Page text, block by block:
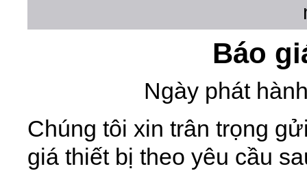
Báo
Ngày phát
Chúng tôi xin trân trọng
giá thiết bị theo yêu cầu